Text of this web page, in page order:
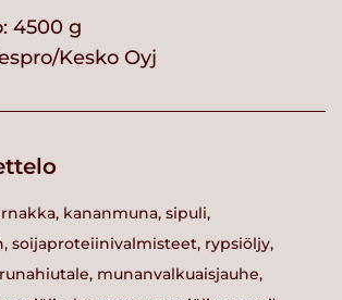
4500 g
Kesko Oyj
kananmuna, sipuli,
soijaproteiinivalmisteet, rypsiöljy,
munanvalkuaisjauhe,